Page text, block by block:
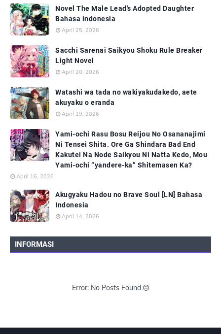
Novel The Male Lead's Adopted Daughter
Bahasa indonesia
April 25, 2026
Sacchi Sarenai Saikyou Shoku Rule Breaker
Light Novel
April 20, 2026
Watashi wa tada no wakiyakudakedo, aete
akuyaku o eranda
April 19, 2026
Yami-ochi Rasu Bosu Reijou No Osananajimi
Ni Tensei Shita. Ore Ga Shindara Bad End
Kakutei Na Node Saikyou Ni Natta Kedo, Mou
Yami-ochi “yandere-ka” Shitemasen Ka?
April 16, 2026
Akugyaku Hadou no Brave Soul [LN] Bahasa
Indonesia
April 14, 2026
INFORMASI
Error: No Posts Found